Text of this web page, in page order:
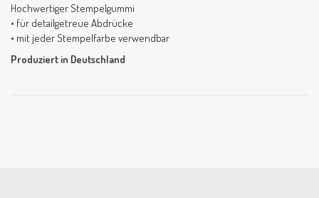
Hochwertiger Stempelgummi
• für detailgetreue Abdrücke
• mit jeder Stempelfarbe verwendbar
Produziert in Deutschland